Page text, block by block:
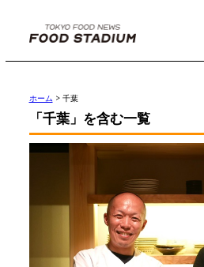
ホーム > 千葉
「千葉」を含む一覧